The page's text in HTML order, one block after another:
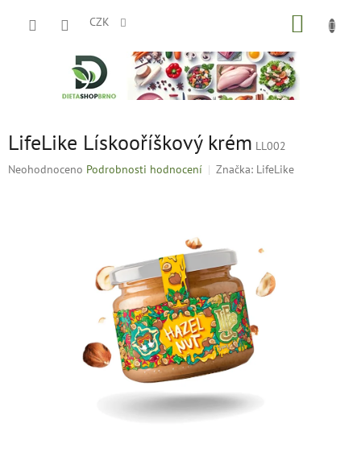
CZK
LifeLike Lískooříškový krém LL002
Průměrné
Neohodnoceno Podrobnosti hodnocení Značka: LifeLike